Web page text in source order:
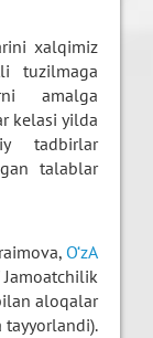
xalqimiz
tuzilmaga
amalga
kelasi yilda
tadbirlar
talablar
O‘zA
Jamoatchilik
aloqalar